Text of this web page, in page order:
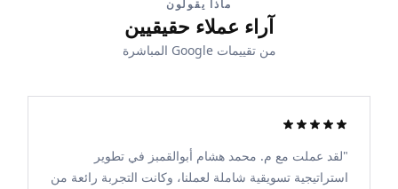
ماذا يقولون
آراء عملاء حقيقيين
من تقييمات Google المباشرة
"لقد عملت مع م. محمد هشام أبوالقمبز في تطوير
استراتيجية تسويقية شاملة لعملنا، وكانت التجربة رائعة من